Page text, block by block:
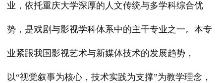
业，依托重庆大学深厚的人文传统与多学科综合优
势，是戏剧与影视学科体系中的主干专业之一。本专
业紧跟我国影视艺术与新媒体技术的发展趋势，
以“视觉叙事为核心，技术实践为支撑”为教学理念，